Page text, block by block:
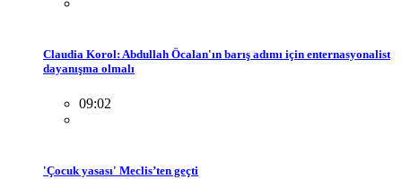
Claudia Korol: Abdullah Öcalan'ın barış adımı için enternasyonalist
dayanışma olmalı
09:02
'Çocuk yasası' Meclis’ten geçti